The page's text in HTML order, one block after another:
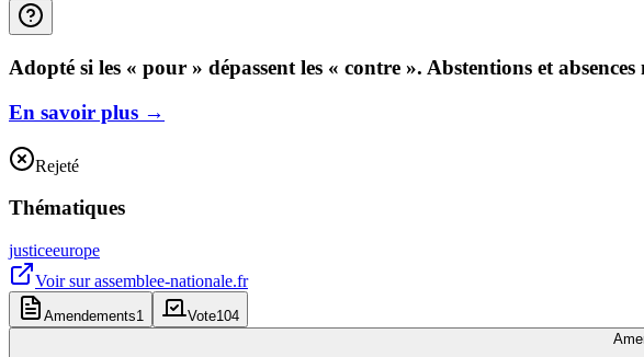
Adopté si les « pour » dépassent les « contre ». Abstentions et
En savoir plus →
Rejeté
Thématiques
justiceeurope
Voir surassemblee-nationale.fr
Amendements1 Vote104